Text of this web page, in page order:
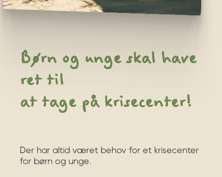
Børn og unge skal have
ret til
at tage på krisecenter!
Der har altid været behov for et krisecenter
for børn og unge.